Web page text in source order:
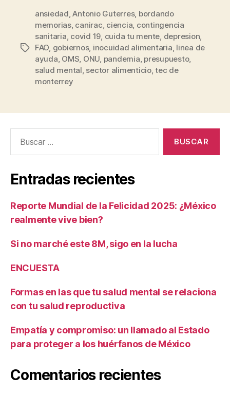
Etiquetas
ansiedad,Antonio Guterres, bordando
memorias, canirac, ciencia, contingencia
sanitaria, covid 19, cuida tu mente, depresion,
FAO, gobiernos, inocuidad alimentaria, linea de
ayuda, OMS, ONU, pandemia, presupuesto,
salud mental, sector alimenticio,tec de
monterrey
Entradas recientes
Reporte Mundial de la Felicidad 2025: ¿México
realmente vive bien?
Si no marché este 8M, sigo en la lucha
ENCUESTA
Formas en las que tu salud mental se relaciona
con tu salud reproductiva
Empatía y compromiso: un llamado al Estado
para proteger a los huérfanos de México
Comentarios recientes